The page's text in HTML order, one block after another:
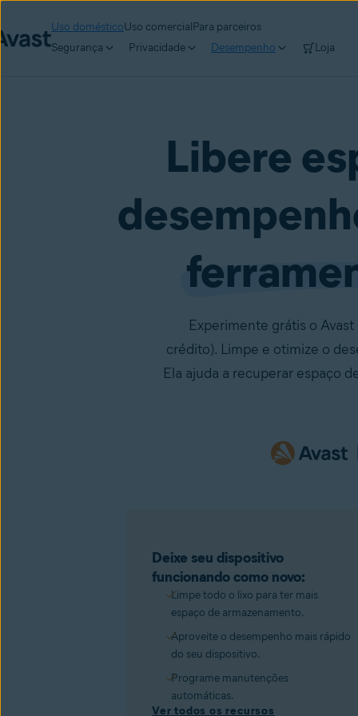
Uso domésticoUso comercialPara parceiros
Segurança
Privacidade Desempenho Loja
Libere
Experimente grátis o
crédito). Limpe e otimize o
Ela ajuda a recuperar espaço
Deixe seu dispositivo
funcionando como novo:
Limpe todo o lixo para ter mais
espaço de armazenamento.
Aproveite o desempenho mais rápido
do seu dispositivo.
Programe manutenções
automáticas.
Ver todos os recursos